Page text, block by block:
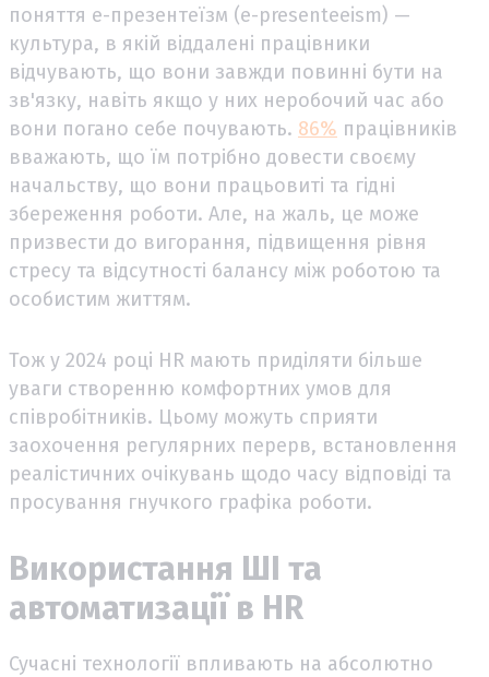
поняття е-презентеїзм (e-presenteeism) —
культура, в якій віддалені працівники
відчувають, що вони завжди повинні бути на
зв'язку, навіть якщо у них неробочий час або
вони погано себе почувають. 86% працівників
вважають, що їм потрібно довести своєму
начальству, що вони працьовиті та гідні
збереження роботи. Але, на жаль, це може
призвести до вигорання, підвищення рівня
стресу та відсутності балансу між роботою та
особистим життям.
Тож у 2024 році HR мають приділяти більше
уваги створенню комфортних умов для
співробітників. Цьому можуть сприяти
заохочення регулярних перерв, встановлення
реалістичних очікувань щодо часу відповіді та
просування гнучкого графіка роботи.
Використання ШІ та
автоматизації в HR
Сучасні технології впливають на абсолютно